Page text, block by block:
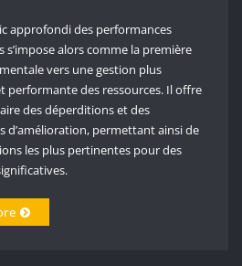
approfondi des performances
s’impose alors comme la première
vers une gestion plus
performante des ressources. Il offre
des déperditions et des
d’amélioration, permettant ainsi de
les plus pertinentes pour des